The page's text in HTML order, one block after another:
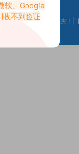
微密吧【Weme.Ren】
不错，请添加到收藏夹！|
软、Google
收不到验证